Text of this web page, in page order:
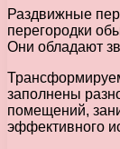
Раздвижные
перегородки
Они обладают
заполнены
помещений,
эффективного